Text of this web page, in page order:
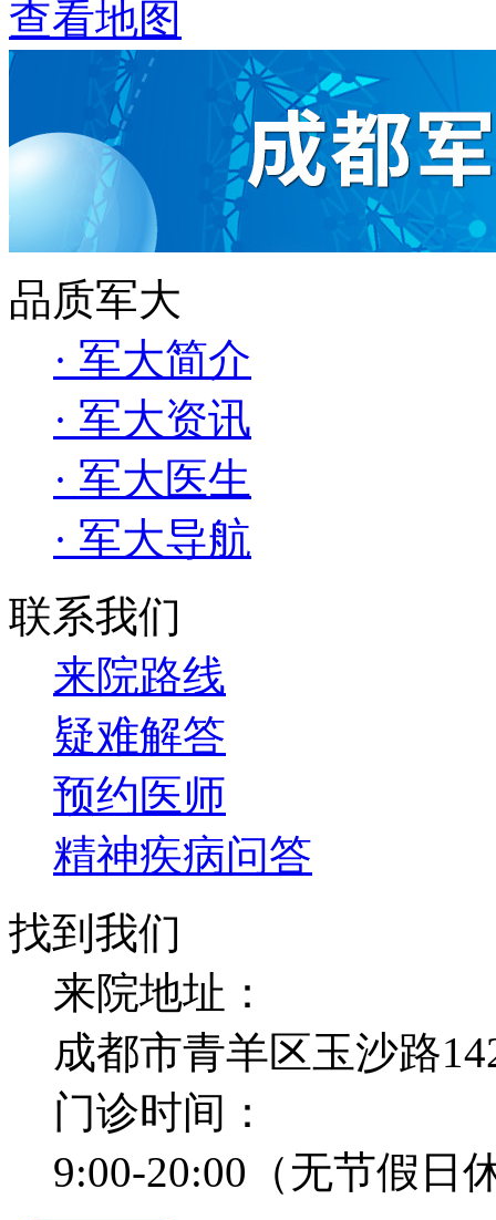
查看地图
品质军大
· 军大简介
· 军大资讯
· 军大医生
· 军大导航
联系我们
来院路线
疑难解答
预约医师
精神疾病问答
找到我们
来院地址：
成都市青羊区玉沙路
门诊时间：
9:00-20:00（无节假日